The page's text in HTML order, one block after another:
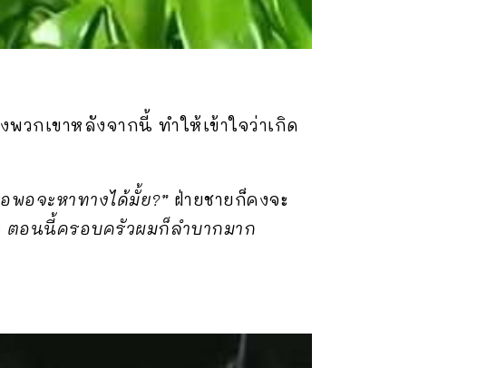
กเขาหลังจากนี้ ทำให้เข้าใจว่าเกิด
พอจะหาทางได้มั้ย?”ฝ่ายชายก็คงจะ
ตอนนี้ครอบครัวผมก็ลำบากมาก